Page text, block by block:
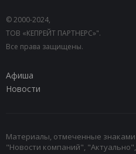
© 2000-2024,
ТОВ «КЕПРЕЙТ ПАРТНЕРС»".
Все права защищены.
Афиша
Новости
Материалы, отмеченные
"Новости компаний",